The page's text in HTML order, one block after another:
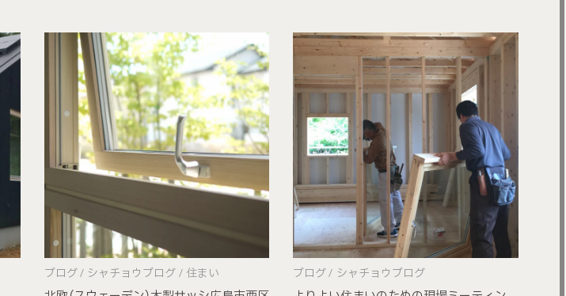
ブログ シャチョウブログ 住まい ブログ シャチョウブログ